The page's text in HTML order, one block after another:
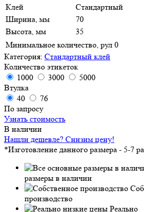
Клей
Стандартный
Ширина, мм
70
Высота, мм
35
Минимальное количество, рул 0
Категория: Стандартный клей
Количество этикеток
1000
3000
5000
Втулка
40
76
По запросу
Узнать стоимость
В наличии
Нашли дешевле? Снизим цену!
*Изготовление данного размера - 5-7
размеры в наличии
производство
Реально